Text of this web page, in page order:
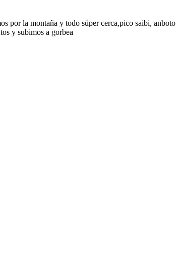
por la montaña y todo súper cerca,pico saibi, anboto
y subimos a gorbea